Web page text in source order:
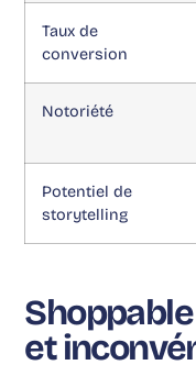
Taux de
conversion
Notoriété
Potentiel de
storytelling
et